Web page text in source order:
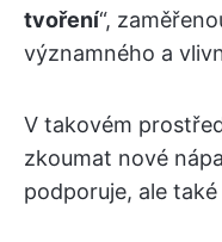
tvoření“,
významného a
V takovém
zkoumat nové
podporuje, ale